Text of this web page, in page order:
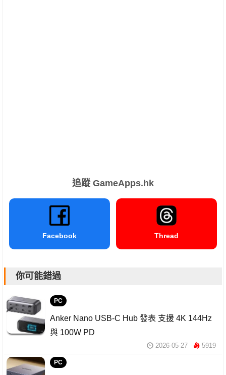
追蹤 GameApps.hk
Facebook Thread
你可能錯過
PC
Anker Nano USB-C Hub 發表 支援 4K 144Hz
與 100W PD
2026-05-27 5919
PC